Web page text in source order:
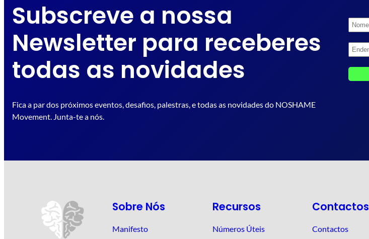
Subscreve a nossa
Newsletter para receberes
todas as novidades
Fica a par dos próximos eventos, desafios, palestras, e todas as novidades do NOSHAME
Movement. Junta-te a nós.
Sobre Nós
Manifesto
Recursos
Números Úteis
Contactos
Contactos